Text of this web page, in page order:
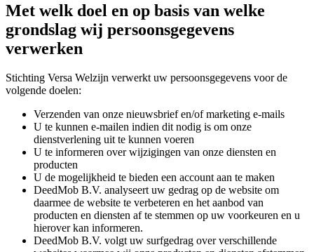
Met welk doel en op basis van welke
grondslag wij persoonsgegevens
verwerken
Stichting Versa Welzijn verwerkt uw persoonsgegevens voor de
volgende doelen:
Verzenden van onze nieuwsbrief en/of marketing e-mails
U te kunnen e-mailen indien dit nodig is om onze
dienstverlening uit te kunnen voeren
U te informeren over wijzigingen van onze diensten en
producten
U de mogelijkheid te bieden een account aan te maken
DeedMob B.V. analyseert uw gedrag op de website om
daarmee de website te verbeteren en het aanbod van
producten en diensten af te stemmen op uw voorkeuren en u
hierover kan informeren.
DeedMob B.V. volgt uw surfgedrag over verschillende